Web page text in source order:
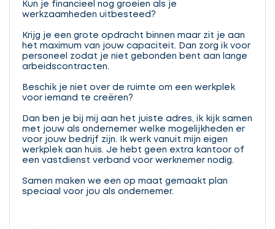
Kun je financieel nog groeien als je
werkzaamheden uitbesteed?
Krijg je een grote opdracht binnen maar zit je aan
het maximum van jouw capaciteit. Dan zorg ik voor
personeel zodat je niet gebonden bent aan lange
arbeidscontracten.
Beschik je niet over de ruimte om een werkplek
voor iemand te creëren?
Dan ben je bij mij aan het juiste adres, ik kijk samen
met jouw als ondernemer welke mogelijkheden er
voor jouw bedrijf zijn. Ik werk vanuit mijn eigen
werkplek aan huis. Je hebt geen extra kantoor of
een vastdienst verband voor werknemer nodig.
Samen maken we een op maat gemaakt plan
speciaal voor jou als ondernemer.